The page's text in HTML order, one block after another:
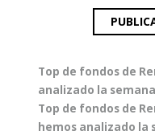
Navegación
de
entradas
Entrada
anterior:
Top de fondos de
analizado la
Entrada
siguiente:
Top de fondos de
hemos analizado la